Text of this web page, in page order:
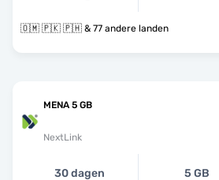
🇴🇲 🇵🇰 🇵🇭 & 77 andere landen
MENA 5 GB
NextLink
30 dagen 5 GB